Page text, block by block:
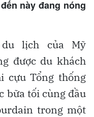
này đang nóng
lịch của Mỹ
được du khách
cựu Tổng thống
bữa tối cùng đầu
trong một